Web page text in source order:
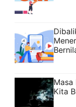
Masa
Kita